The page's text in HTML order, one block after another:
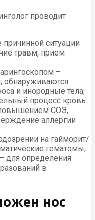
проводит
ситуации
травм, прием
–
обнаруживаются
и инородные тела;
процесс кровь
СОЭ,
аллергии
на гайморит/
гематомы;
для определения
в
нос